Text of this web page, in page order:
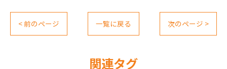
< 前のページ 一覧に戻る 次のページ >
関連タグ